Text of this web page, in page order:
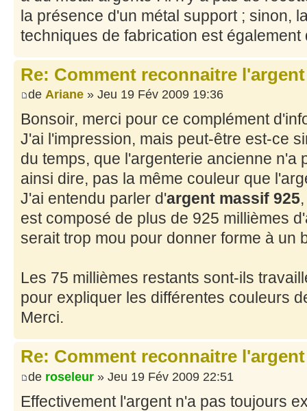
la présence d'un métal support ; sinon,
techniques de fabrication est
Re: Comment reconnaitre
de Ariane » Jeu 19 Fév 2009 19:36
Bonsoir, merci pour ce complément
J'ai l'impression, mais peut-être est-ce
du temps, que l'argenterie ancienne n'a
ainsi dire, pas la même couleur que
J'ai entendu parler d'argent massif 925
est composé de plus de 925 millièmes
serait trop mou pour donner forme à un
Les 75 millièmes restants sont-ils
pour expliquer les différentes couleurs
Merci.
Re: Comment reconnaitre
de roseleur » Jeu 19 Fév 2009 22:51
Effectivement l'argent n'a pas toujours